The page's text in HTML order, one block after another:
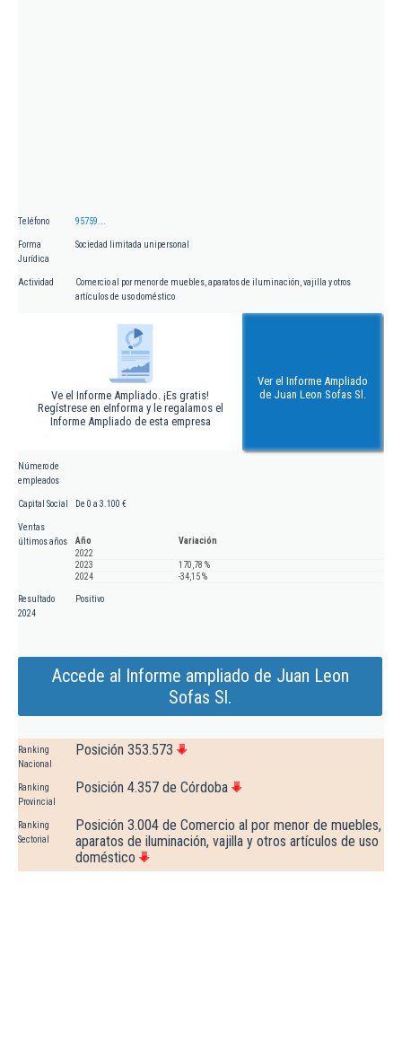
Teléfono 95759...
Forma
Jurídica
Sociedad limitada unipersonal
Actividad
Comercio al por menor de muebles, aparatos de iluminación, vajilla y otros
artículos de uso doméstico
Ve el Informe Ampliado. ¡Es gratis!
Regístrese en eInforma y le regalamos el
Informe Ampliado de esta empresa
Ver el Informe Ampliado
de Juan Leon Sofas Sl.
Número de
empleados
Capital Social De 0 a 3.100 €
Ventas
últimos años
Año
Variación
2022
2023
170,78 %
2024
-34,15 %
Resultado
2024
Positivo
Accede al Informe ampliado de Juan Leon
Sofas Sl.
Ranking
Nacional
Posición 353.573
Ranking
Provincial
Posición 4.357 de Córdoba
Ranking
Sectorial
Posición 3.004 de Comercio al por menor de muebles,
aparatos de iluminación, vajilla y otros artículos de uso
doméstico